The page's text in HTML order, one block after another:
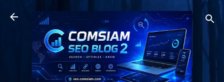
Skip to main content